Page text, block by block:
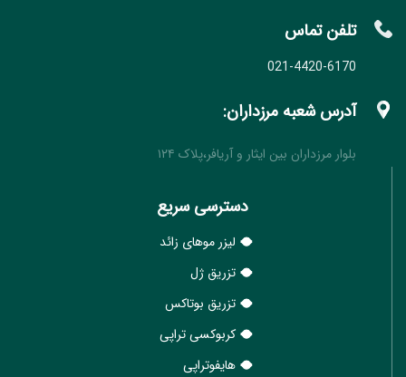
تلفن تماس
021-4420-6170
آدرس شعبه مرزداران:
بلوار مرزداران بین ایثار و آریافر،پلاک ۱۲۴
دسترسی سریع
لیزر موهای زائد
تزریق ژل
تزریق بوتاکس
کربوکسی تراپی
هایفوتراپی